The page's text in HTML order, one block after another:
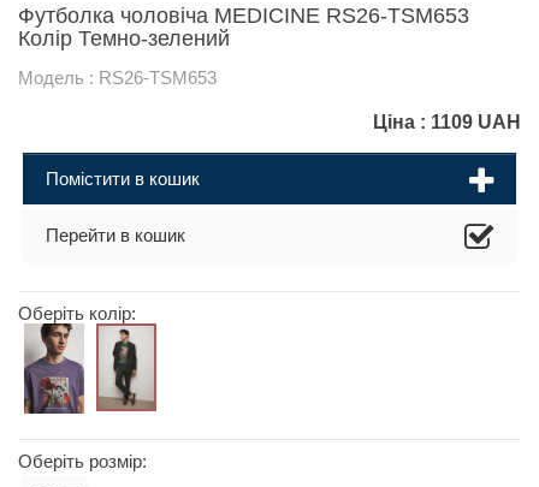
Футболка чоловіча MEDICINE RS26-TSM653
Колір Темно-зелений
Модель : RS26-TSM653
Ціна : 1109 UAH
Помістити в кошик
Перейти в кошик
Оберіть колір:
Оберіть розмір: